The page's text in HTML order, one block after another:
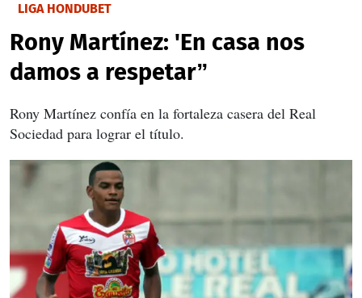
LIGA HONDUBET
Rony Martínez: 'En casa nos
damos a respetar”
Rony Martínez confía en la fortaleza casera del Real
Sociedad para lograr el título.